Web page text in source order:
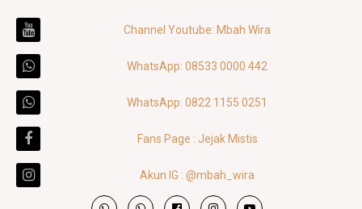
Channel Youtube: Mbah Wira
WhatsApp: 08533 0000 442
WhatsApp: 0822 1155 0251
Fans Page : Jejak Mistis
Akun IG : @mbah_wira